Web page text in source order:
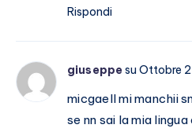
Rispondi
giuseppesu Ottobre
micgaell mi manchii
se nn sai la mia